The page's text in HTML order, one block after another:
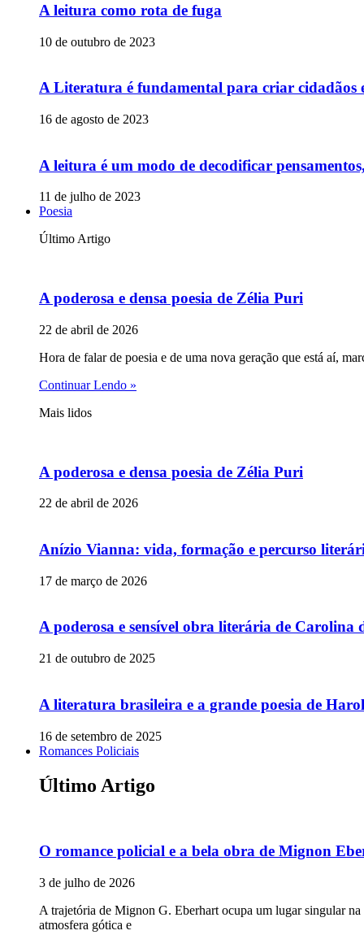
A leitura como rota de fuga
10 de outubro de 2023
A Literatura é fundamental para criar cidadãos
16 de agosto de 2023
A leitura é um modo de decodificar
11 de julho de 2023
Poesia
Último Artigo
A poderosa e densa poesia de Zélia Puri
22 de abril de 2026
Hora de falar de poesia e de uma nova geração que está aí,
Continuar Lendo »
Mais lidos
A poderosa e densa poesia de Zélia Puri
22 de abril de 2026
Anízio Vianna: vida, formação e percurso
17 de março de 2026
A poderosa e sensível obra literária de Carolina
21 de outubro de 2025
A literatura brasileira e a grande poesia de
16 de setembro de 2025
Romances Policiais
Último Artigo
O romance policial e a bela obra de Mignon
3 de julho de 2026
A trajetória de Mignon G. Eberhart ocupa um lugar singular
atmosfera gótica e